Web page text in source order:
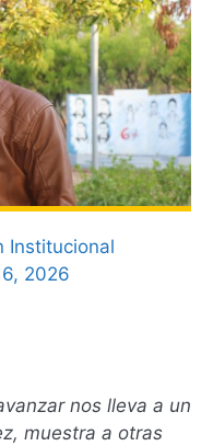
Institucional
2026
nos lleva a un
muestra a otras